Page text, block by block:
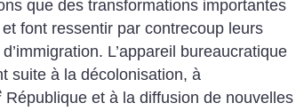
que des transformations importantes
font ressentir par contrecoup leurs
L’appareil bureaucratique
suite à la décolonisation, à
République et à la diffusion de nouvelles